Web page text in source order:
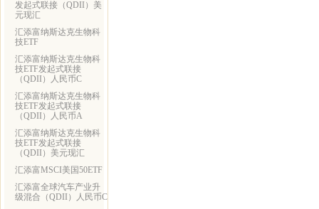
发起式联接（QDII）美
元现汇
汇添富纳斯达克生物科
技ETF
汇添富纳斯达克生物科
技ETF发起式联接
（QDII）人民币C
汇添富纳斯达克生物科
技ETF发起式联接
（QDII）人民币A
汇添富纳斯达克生物科
技ETF发起式联接
（QDII）美元现汇
汇添富MSCI美国50ETF
汇添富全球汽车产业升
级混合（QDII）人民币C